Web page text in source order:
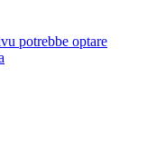
potrebbe optare